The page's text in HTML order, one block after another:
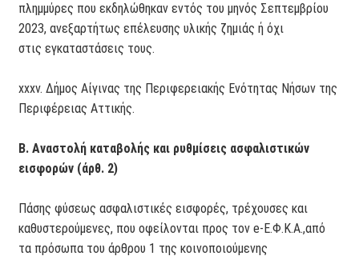
πλημμύρες που εκδηλώθηκαν εντός του μηνός Σεπτεμβρίου
2023, ανεξαρτήτως επέλευσης υλικής ζημιάς ή όχι
στις εγκαταστάσεις τους.
xxxv. Δήμος Αίγινας της Περιφερειακής Ενότητας Νήσων της
Περιφέρειας Αττικής.
Β. Αναστολή καταβολής και ρυθμίσεις ασφαλιστικών
εισφορών (άρθ. 2)
Πάσης φύσεως ασφαλιστικές εισφορές, τρέχουσες και
καθυστερούμενες, που οφείλονται προς τον e-Ε.Φ.Κ.Α.,από
τα πρόσωπα του άρθρου 1 της κοινοποιούμενης